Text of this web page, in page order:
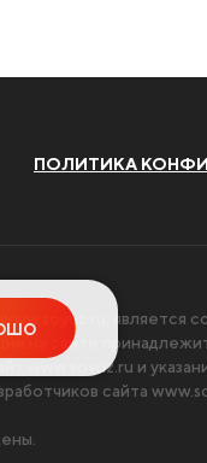
ПОЛИТИКА
www.soyuz.ru
,
на сайте
www.soyuz.ru и
сайта